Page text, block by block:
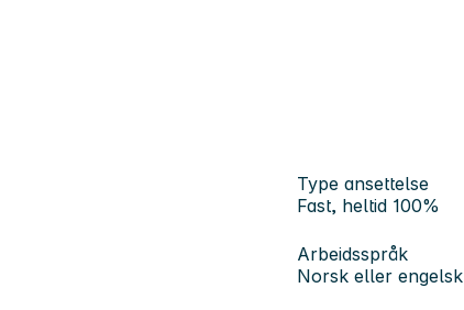
Type ansettelse
Fast, heltid 100%
Arbeidsspråk
Norsk eller engelsk